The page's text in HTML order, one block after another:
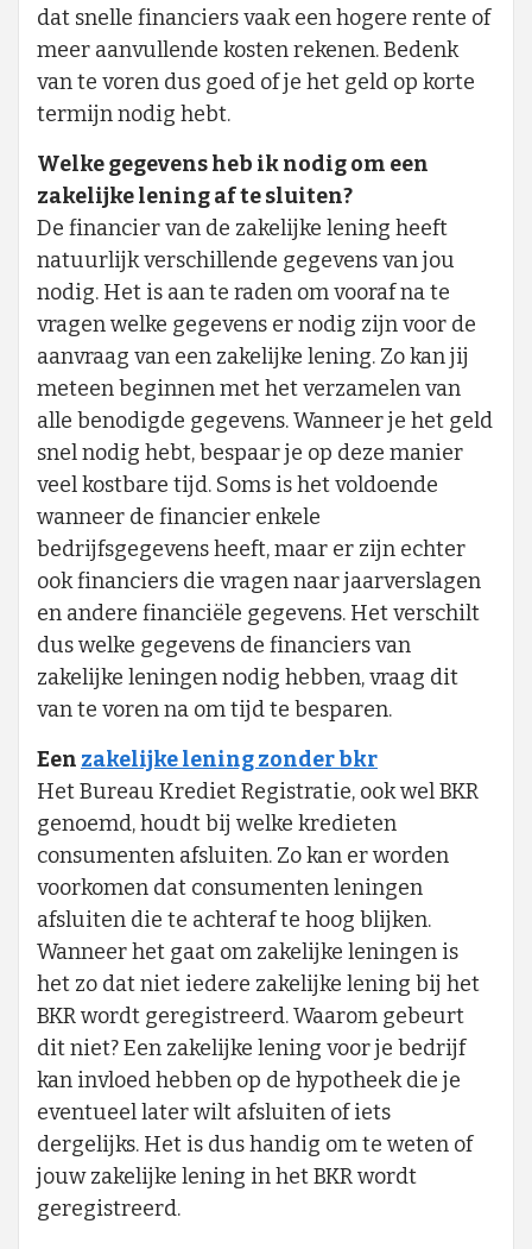
dat snelle financiers vaak een hogere rente of
meer aanvullende kosten rekenen. Bedenk
van te voren dus goed of je het geld op korte
termijn nodig hebt.
Welke gegevens heb ik nodig om een
zakelijke lening af te sluiten?
De financier van de zakelijke lening heeft
natuurlijk verschillende gegevens van jou
nodig. Het is aan te raden om vooraf na te
vragen welke gegevens er nodig zijn voor de
aanvraag van een zakelijke lening. Zo kan jij
meteen beginnen met het verzamelen van
alle benodigde gegevens. Wanneer je het geld
snel nodig hebt, bespaar je op deze manier
veel kostbare tijd. Soms is het voldoende
wanneer de financier enkele
bedrijfsgegevens heeft, maar er zijn echter
ook financiers die vragen naar jaarverslagen
en andere financiële gegevens. Het verschilt
dus welke gegevens de financiers van
zakelijke leningen nodig hebben, vraag dit
van te voren na om tijd te besparen.
Een zakelijke lening zonder bkr
Het Bureau Krediet Registratie, ook wel BKR
genoemd, houdt bij welke kredieten
consumenten afsluiten. Zo kan er worden
voorkomen dat consumenten leningen
afsluiten die te achteraf te hoog blijken.
Wanneer het gaat om zakelijke leningen is
het zo dat niet iedere zakelijke lening bij het
BKR wordt geregistreerd. Waarom gebeurt
dit niet? Een zakelijke lening voor je bedrijf
kan invloed hebben op de hypotheek die je
eventueel later wilt afsluiten of iets
dergelijks. Het is dus handig om te weten of
jouw zakelijke lening in het BKR wordt
geregistreerd.